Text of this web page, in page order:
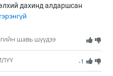
дахинд алдаршсан
шавь шүүдээ
-1